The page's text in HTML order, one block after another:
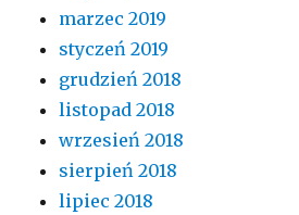
marzec 2019
styczeń 2019
grudzień 2018
listopad 2018
wrzesień 2018
sierpień 2018
lipiec 2018